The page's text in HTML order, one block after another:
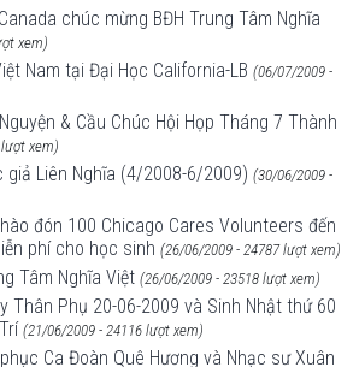
chúc mừng BĐH Trung Tâm Nghĩa
xem)
Nam tại Đại Học California-LB (06/07/2009 -
& Cầu Chúc Hội Họp Tháng 7 Thành
xem)
giả Liên Nghĩa (4/2008-6/2009) (30/06/2009 -
đón 100 Chicago Cares Volunteers đến
phí cho học sinh (26/06/2009 - 24787 lượt xem)
Tâm Nghĩa Việt (26/06/2009 - 23518 lượt xem)
Thân Phụ 20-06-2009 và Sinh Nhật thứ 60
(21/06/2009 - 24116 lượt xem)
Ca Đoàn Quê Hương và Nhạc sư Xuân